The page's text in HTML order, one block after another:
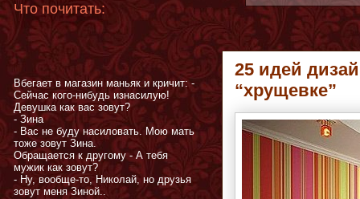
25 идей
“хрущевке”
Что почитать:
Вбегает в магазин маньяк и кричит: -
Сейчас кого-нибудь изнасилую!
Девушка как вас зовут?
- Зина
- Вас не буду насиловать. Мою мать
тоже зовут Зина.
Обращается к другому - А тебя
мужик как зовут?
- Ну, вообще-то, Николай, но друзья
зовут меня Зиной..